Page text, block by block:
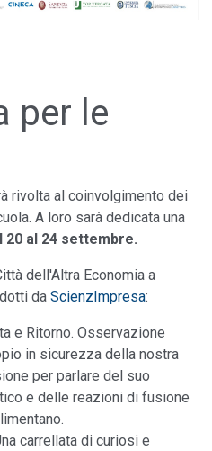
per le
rivolta al coinvolgimento dei
A loro sarà dedicata una
20 al 24 settembre.
dell'Altra Economia a
da ScienzImpresa:
e Ritorno. Osservazione
in sicurezza della nostra
per parlare del suo
e delle reazioni di fusione
carrellata di curiosi e